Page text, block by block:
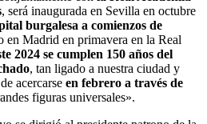
, será inaugurada en Sevilla en octubre
burgalesa a comienzos de
en Madrid en primavera en la Real
2024 se cumplen 150 años del
, tan ligado a nuestra ciudad y
acercarse en febrero a través de
figuras universales».